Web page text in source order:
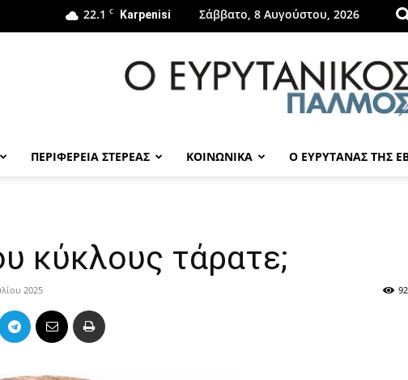
22.1 C Karpenisi Σάββατο, 8 Αυγούστου, 2026
ΠΕΡΙΦΕΡΕΙΑ ΣΤΕΡΕΑΣ ΚΟΙΝΩΝΙΚΑ Ο ΕΥΡΥΤΑΝΑΣ ΤΗΣ
κύκλους τάρατε;
2025